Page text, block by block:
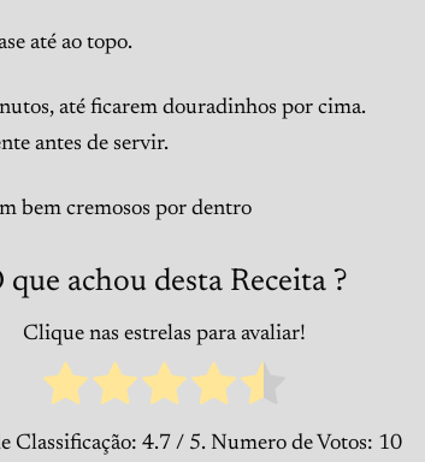
até ao topo.
até ficarem douradinhos por cima.
antes de servir.
bem cremosos por dentro
que achou desta Receita ?
Clique nas estrelas para avaliar!
Classificação: 4.7 / 5. Numero de Votos: 10